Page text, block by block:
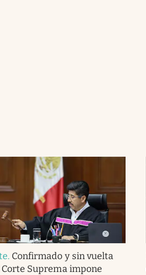
. Confirmado y sin vuelta
Suprema impone